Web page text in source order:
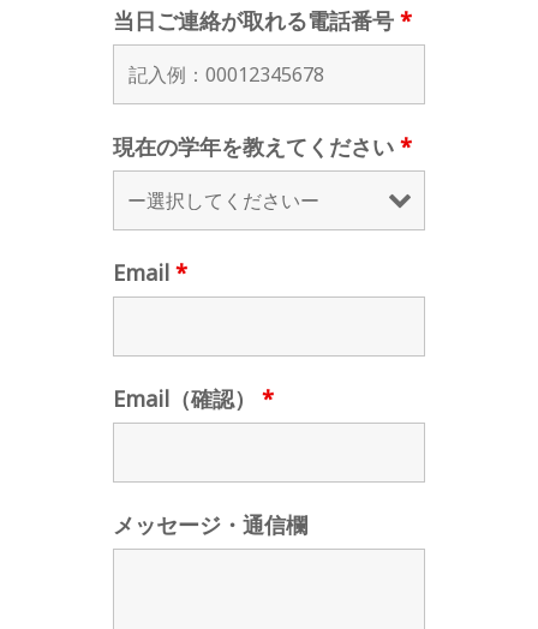
当日ご連絡が取れる電話番号 *
現在の学年を教えてください *
Email *
Email（確認） *
メッセージ・通信欄